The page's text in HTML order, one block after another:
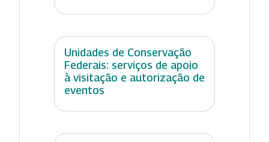
Unidades de Conservação
Federais: serviços de apoio
à visitação e autorização de
eventos